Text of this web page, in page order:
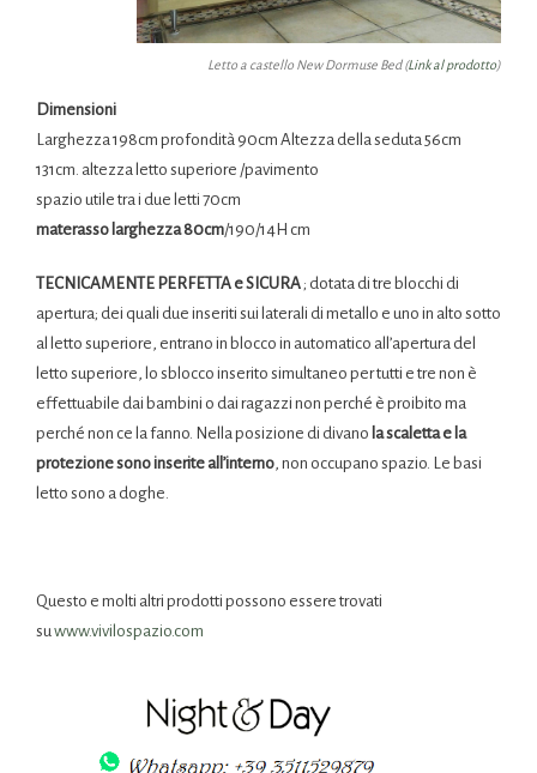
Letto a castello New Dormuse Bed (Link al prodotto)
Dimensioni
Larghezza 198cm profondità 90cm Altezza della seduta 56cm
131cm. altezza letto superiore /pavimento
spazio utile tra i due letti 70cm
materasso larghezza 80cm/190/14H cm
TECNICAMENTE PERFETTA e SICURA ; dotata di tre blocchi di
apertura; dei quali due inseriti sui laterali di metallo e uno in alto sotto
al letto superiore, entrano in blocco in automatico all’apertura del
letto superiore, lo sblocco inserito simultaneo per tutti e tre non è
effettuabile dai bambini o dai ragazzi non perché è proibito ma
perché non ce la fanno. Nella posizione di divano la scaletta e la
protezione sono inserite all’interno, non occupano spazio. Le basi
letto sono a doghe.
Questo e molti altri prodotti possono essere trovati
su www.vivilospazio.com